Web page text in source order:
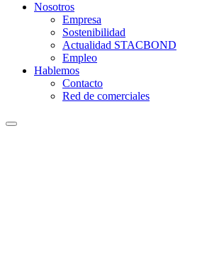
Nosotros
Empresa
Sostenibilidad
Actualidad STACBOND
Empleo
Hablemos
Contacto
Red de comerciales